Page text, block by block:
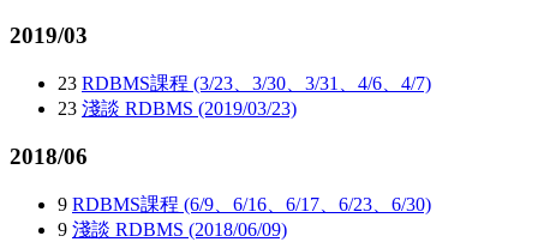
2019/03
23 RDBMS課程 (3/23、3/30、3/31、4/6、4/7)
23 淺談 RDBMS (2019/03/23)
2018/06
9 RDBMS課程 (6/9、6/16、6/17、6/23、6/30)
9 淺談 RDBMS (2018/06/09)